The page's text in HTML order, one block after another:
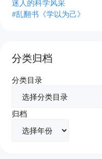
迷人的科学风采
#乱翻书《学以为己》
分类归档
分类目录
归档